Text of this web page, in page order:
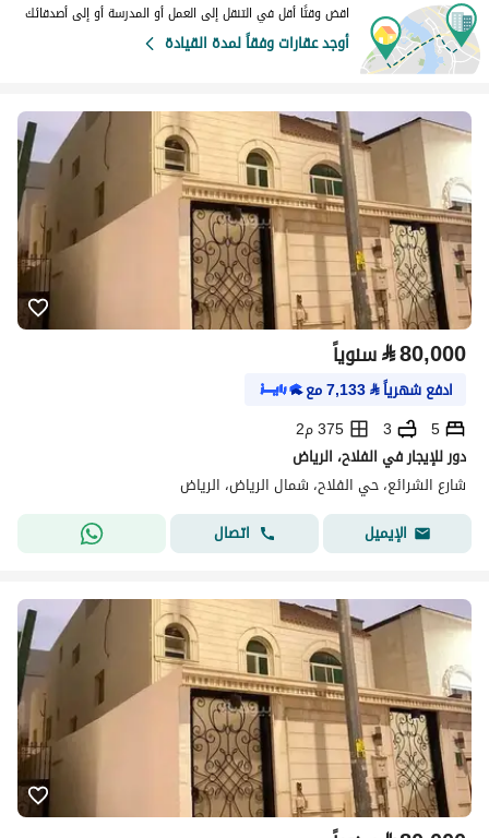
اقض وقتًا أقل في التنقل إلى العمل أو المدرسة أو إلى أصدقائك
أوجد عقارات وفقاً لمدة القيادة
⃁80,000 سنوياً
ادفع شهرياً⃁
7,133مع
5
3
375 م2
دور للإيجار في الفلاح، الرياض
شارع الشرائع، حي الفلاح، شمال الرياض، الرياض
الإيميل
اتصال